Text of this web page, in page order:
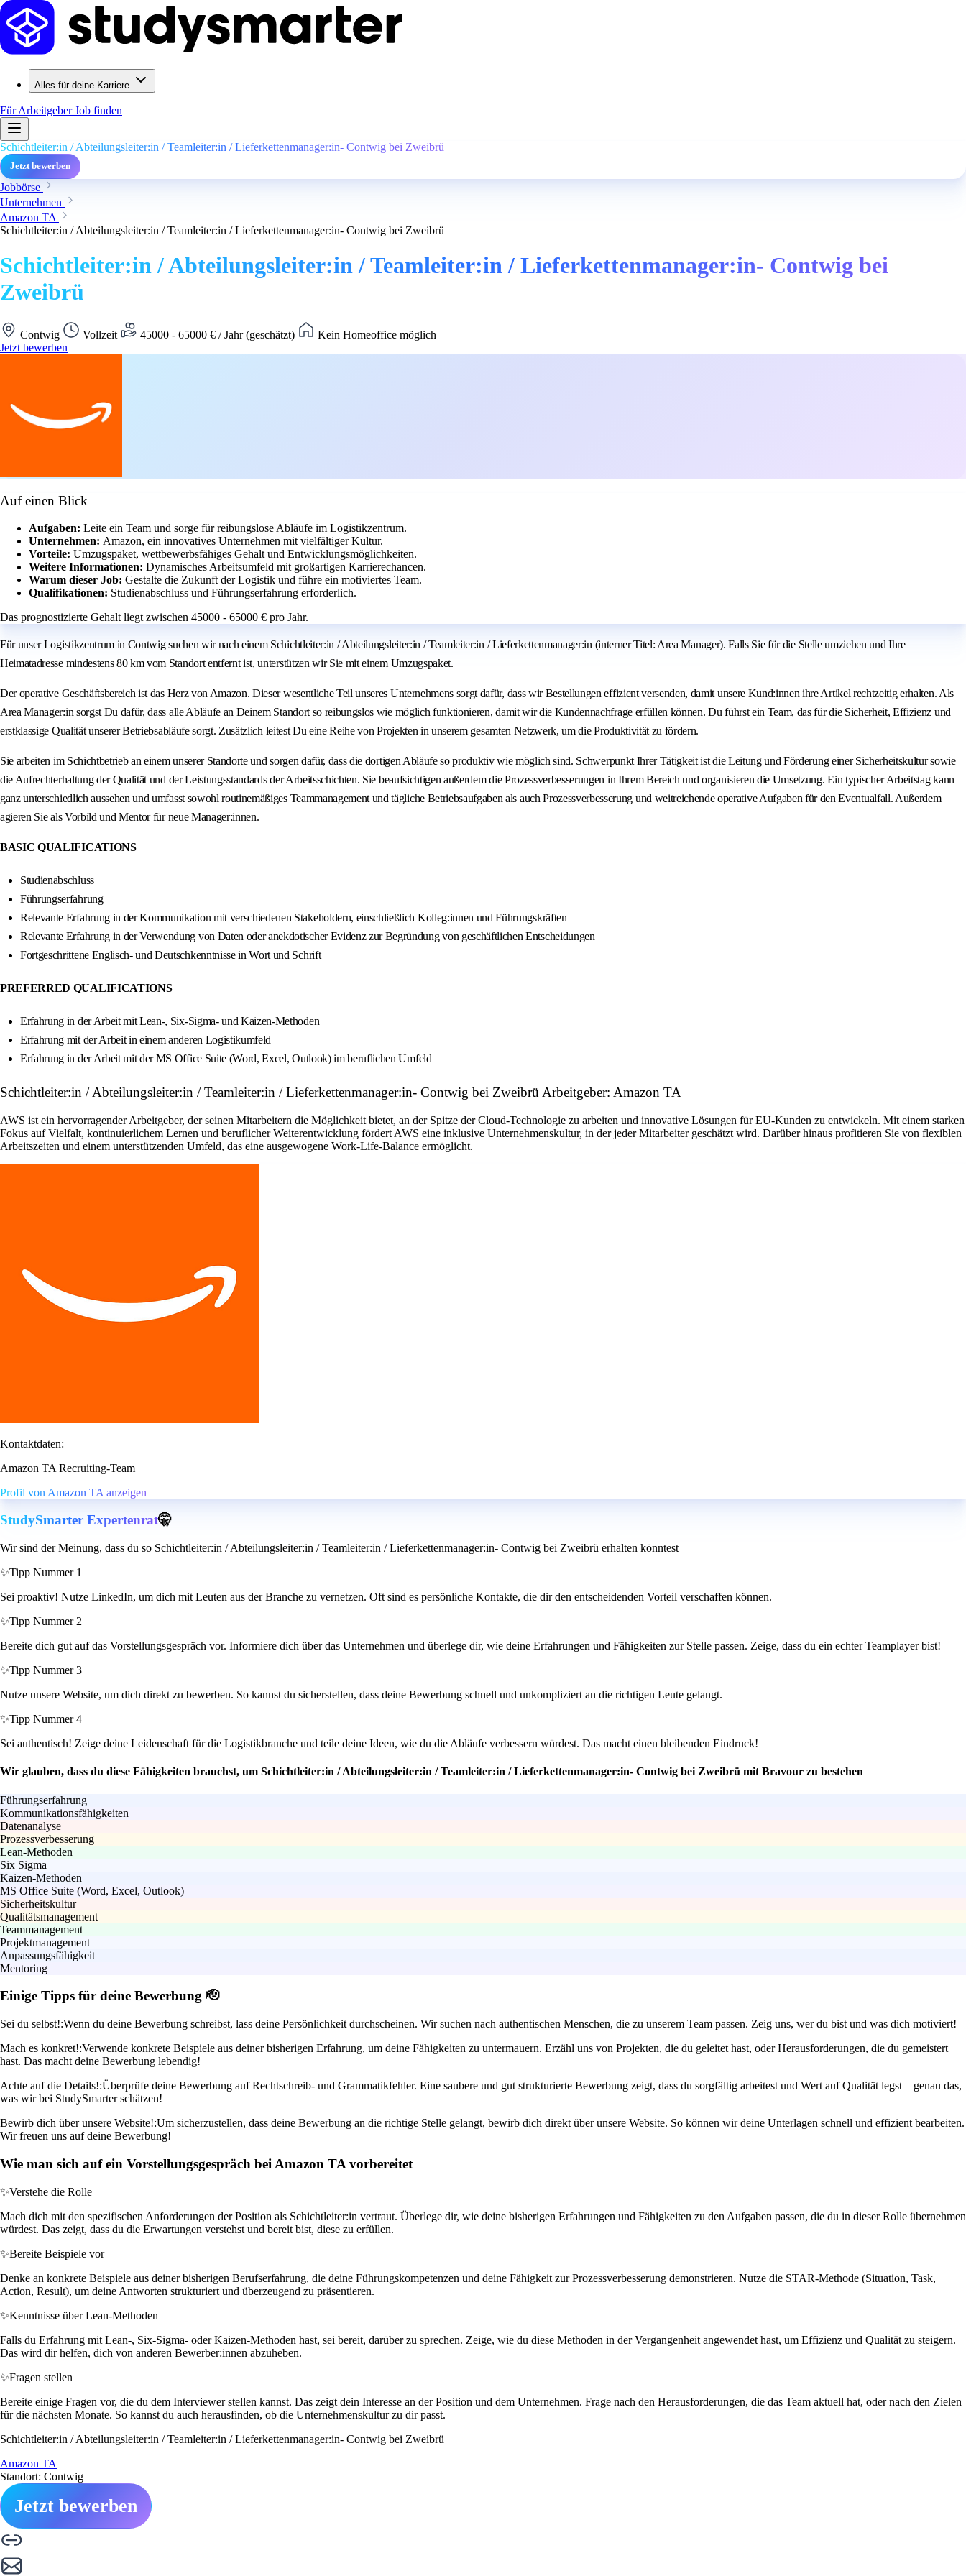
Alles für deine Karriere
Für ArbeitgeberJob finden
Schichtleiter:in / Abteilungsleiter:in / Teamleiter:in / Lieferkettenmanager:in- Contwig bei Zweibrü
Jetzt bewerben
Jobbörse
Unternehmen
Amazon TA
Schichtleiter:in / Abteilungsleiter:in / Teamleiter:in / Lieferkettenmanager:in- Contwig bei Zweibrü
Schichtleiter:in / Abteilungsleiter:in / Teamleiter:in / Lieferkettenmanager:in- Contwig bei
Zweibrü
Contwig Vollzeit 45000 - 65000 € / Jahr (geschätzt)
Kein Homeoffice möglich
Jetzt bewerben
Auf einen Blick
Aufgaben: Leite ein Team und sorge für reibungslose Abläufe im Logistikzentrum.
Unternehmen: Amazon, ein innovatives Unternehmen mit vielfältiger Kultur.
Vorteile: Umzugspaket, wettbewerbsfähiges Gehalt und Entwicklungsmöglichkeiten.
Weitere Informationen: Dynamisches Arbeitsumfeld mit großartigen Karrierechancen.
Warum dieser Job: Gestalte die Zukunft der Logistik und führe ein motiviertes Team.
Qualifikationen: Studienabschluss und Führungserfahrung erforderlich.
Das prognostizierte Gehalt liegt zwischen 45000 - 65000 € pro Jahr.
Für unser Logistikzentrum in Contwig suchen wir nach einem Schichtleiter:in / Abteilungsleiter:in / Teamleiter:in / Lieferkettenmanager:in (interner Titel: Area Manager). Falls Sie für die Stelle umziehen und Ihre
Heimatadresse mindestens 80 km vom Standort entfernt ist, unterstützen wir Sie mit einem Umzugspaket.
Der operative Geschäftsbereich ist das Herz von Amazon. Dieser wesentliche Teil unseres Unternehmens sorgt dafür, dass wir Bestellungen effizient versenden, damit unsere Kund:innen ihre Artikel rechtzeitig erhalten. Als
Area Manager:in sorgst Du dafür, dass alle Abläufe an Deinem Standort so reibungslos wie möglich funktionieren, damit wir die Kundennachfrage erfüllen können. Du führst ein Team, das für die Sicherheit, Effizienz und
erstklassige Qualität unserer Betriebsabläufe sorgt. Zusätzlich leitest Du eine Reihe von Projekten in unserem gesamten Netzwerk, um die Produktivität zu fördern.
Sie arbeiten im Schichtbetrieb an einem unserer Standorte und sorgen dafür, dass die dortigen Abläufe so produktiv wie möglich sind. Schwerpunkt Ihrer Tätigkeit ist die Leitung und Förderung einer Sicherheitskultur sowie
die Aufrechterhaltung der Qualität und der Leistungsstandards der Arbeitsschichten. Sie beaufsichtigen außerdem die Prozessverbesserungen in Ihrem Bereich und organisieren die Umsetzung. Ein typischer Arbeitstag kann
ganz unterschiedlich aussehen und umfasst sowohl routinemäßiges Teammanagement und tägliche Betriebsaufgaben als auch Prozessverbesserung und weitreichende operative Aufgaben für den Eventualfall. Außerdem
agieren Sie als Vorbild und Mentor für neue Manager:innen.
BASIC QUALIFICATIONS
Studienabschluss
Führungserfahrung
Relevante Erfahrung in der Kommunikation mit verschiedenen Stakeholdern, einschließlich Kolleg:innen und Führungskräften
Relevante Erfahrung in der Verwendung von Daten oder anekdotischer Evidenz zur Begründung von geschäftlichen Entscheidungen
Fortgeschrittene Englisch- und Deutschkenntnisse in Wort und Schrift
PREFERRED QUALIFICATIONS
Erfahrung in der Arbeit mit Lean-, Six-Sigma- und Kaizen-Methoden
Erfahrung mit der Arbeit in einem anderen Logistikumfeld
Erfahrung in der Arbeit mit der MS Office Suite (Word, Excel, Outlook) im beruflichen Umfeld
Schichtleiter:in / Abteilungsleiter:in / Teamleiter:in / Lieferkettenmanager:in- Contwig bei Zweibrü Arbeitgeber: Amazon TA
AWS ist ein hervorragender Arbeitgeber, der seinen Mitarbeitern die Möglichkeit bietet, an der Spitze der Cloud-Technologie zu arbeiten und innovative Lösungen für EU-Kunden zu entwickeln. Mit einem starken
Fokus auf Vielfalt, kontinuierlichem Lernen und beruflicher Weiterentwicklung fördert AWS eine inklusive Unternehmenskultur, in der jeder Mitarbeiter geschätzt wird. Darüber hinaus profitieren Sie von flexiblen
Arbeitszeiten und einem unterstützenden Umfeld, das eine ausgewogene Work-Life-Balance ermöglicht.
Kontaktdaten:
Amazon TA Recruiting-Team
Profil von Amazon TA anzeigen
StudySmarter Expertenrat🤫
Wir sind der Meinung, dass du so Schichtleiter:in / Abteilungsleiter:in / Teamleiter:in / Lieferkettenmanager:in- Contwig bei Zweibrü erhalten könntest
✨Tipp Nummer 1
Sei proaktiv! Nutze LinkedIn, um dich mit Leuten aus der Branche zu vernetzen. Oft sind es persönliche Kontakte, die dir den entscheidenden Vorteil verschaffen können.
✨Tipp Nummer 2
Bereite dich gut auf das Vorstellungsgespräch vor. Informiere dich über das Unternehmen und überlege dir, wie deine Erfahrungen und Fähigkeiten zur Stelle passen. Zeige, dass du ein echter Teamplayer bist!
✨Tipp Nummer 3
Nutze unsere Website, um dich direkt zu bewerben. So kannst du sicherstellen, dass deine Bewerbung schnell und unkompliziert an die richtigen Leute gelangt.
✨Tipp Nummer 4
Sei authentisch! Zeige deine Leidenschaft für die Logistikbranche und teile deine Ideen, wie du die Abläufe verbessern würdest. Das macht einen bleibenden Eindruck!
Wir glauben, dass du diese Fähigkeiten brauchst, um Schichtleiter:in / Abteilungsleiter:in / Teamleiter:in / Lieferkettenmanager:in- Contwig bei Zweibrü mit Bravour zu bestehen
Führungserfahrung
Kommunikationsfähigkeiten
Datenanalyse
Prozessverbesserung
Lean-Methoden
Six Sigma
Kaizen-Methoden
MS Office Suite (Word, Excel, Outlook)
Sicherheitskultur
Qualitätsmanagement
Teammanagement
Projektmanagement
Anpassungsfähigkeit
Mentoring
Einige Tipps für deine Bewerbung 🫡
Sei du selbst!:Wenn du deine Bewerbung schreibst, lass deine Persönlichkeit durchscheinen. Wir suchen nach authentischen Menschen, die zu unserem Team passen. Zeig uns, wer du bist und was dich motiviert!
Mach es konkret!:Verwende konkrete Beispiele aus deiner bisherigen Erfahrung, um deine Fähigkeiten zu untermauern. Erzähl uns von Projekten, die du geleitet hast, oder Herausforderungen, die du gemeistert
hast. Das macht deine Bewerbung lebendig!
Achte auf die Details!:Überprüfe deine Bewerbung auf Rechtschreib- und Grammatikfehler. Eine saubere und gut strukturierte Bewerbung zeigt, dass du sorgfältig arbeitest und Wert auf Qualität legst – genau das,
was wir bei StudySmarter schätzen!
Bewirb dich über unsere Website!:Um sicherzustellen, dass deine Bewerbung an die richtige Stelle gelangt, bewirb dich direkt über unsere Website. So können wir deine Unterlagen schnell und effizient bearbeiten.
Wir freuen uns auf deine Bewerbung!
Wie man sich auf ein Vorstellungsgespräch bei Amazon TA vorbereitet
✨Verstehe die Rolle
Mach dich mit den spezifischen Anforderungen der Position als Schichtleiter:in vertraut. Überlege dir, wie deine bisherigen Erfahrungen und Fähigkeiten zu den Aufgaben passen, die du in dieser Rolle übernehmen
würdest. Das zeigt, dass du die Erwartungen verstehst und bereit bist, diese zu erfüllen.
✨Bereite Beispiele vor
Denke an konkrete Beispiele aus deiner bisherigen Berufserfahrung, die deine Führungskompetenzen und deine Fähigkeit zur Prozessverbesserung demonstrieren. Nutze die STAR-Methode (Situation, Task,
Action, Result), um deine Antworten strukturiert und überzeugend zu präsentieren.
✨Kenntnisse über Lean-Methoden
Falls du Erfahrung mit Lean-, Six-Sigma- oder Kaizen-Methoden hast, sei bereit, darüber zu sprechen. Zeige, wie du diese Methoden in der Vergangenheit angewendet hast, um Effizienz und Qualität zu steigern.
Das wird dir helfen, dich von anderen Bewerber:innen abzuheben.
✨Fragen stellen
Bereite einige Fragen vor, die du dem Interviewer stellen kannst. Das zeigt dein Interesse an der Position und dem Unternehmen. Frage nach den Herausforderungen, die das Team aktuell hat, oder nach den Zielen
für die nächsten Monate. So kannst du auch herausfinden, ob die Unternehmenskultur zu dir passt.
Schichtleiter:in / Abteilungsleiter:in / Teamleiter:in / Lieferkettenmanager:in- Contwig bei Zweibrü
Amazon TA
Standort: Contwig
Jetzt bewerben